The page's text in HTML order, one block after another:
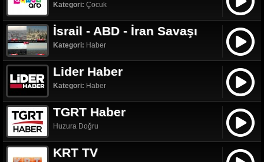
Kategori: Çocuk
İsrail - ABD - İran Savaşı
Kategori: Haber
Lider Haber
Kategori: Haber
TGRT Haber
Huzura Doğru
KRT TV